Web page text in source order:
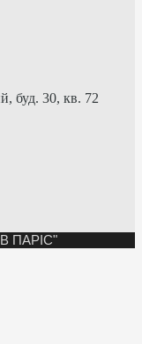
буд. 30, кв. 72
ПАРІС"